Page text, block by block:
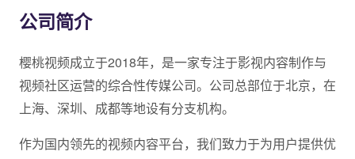
公司简介
樱桃视频成立于2018年，是一家专注于影视内容制作与
视频社区运营的综合性传媒公司。公司总部位于北京，在
上海、深圳、成都等地设有分支机构。
作为国内领先的视频内容平台，我们致力于为用户提供优